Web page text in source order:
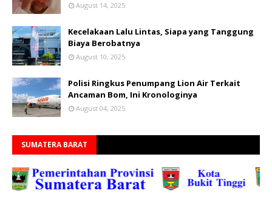
August 14, 2025
Kecelakaan Lalu Lintas, Siapa yang Tanggung
Biaya Berobatnya
August 10, 2025
Polisi Ringkus Penumpang Lion Air Terkait
Ancaman Bom, Ini Kronologinya
August 04, 2025
SUMATERA BARAT